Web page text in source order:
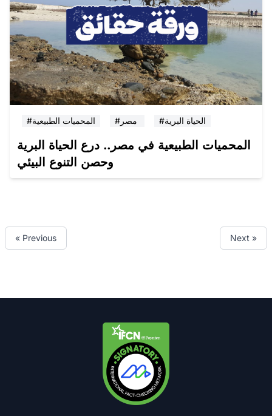
#المحميات الطبيعية #الحياة البرية
المحميات الطبيعية في مصر.. درع الحياة البرية
وحصن التنوع البيئي
« Previous Next »